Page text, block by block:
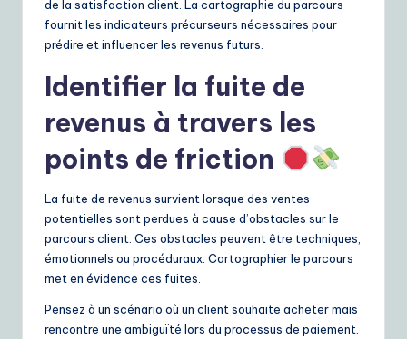
de la satisfaction client. La cartographie du parcours
fournit les indicateurs précurseurs nécessaires pour
prédire et influencer les revenus futurs.
Identifier la fuite de
revenus à travers les
points de friction
La fuite de revenus survient lorsque des ventes
potentielles sont perdues à cause d’obstacles sur le
parcours client. Ces obstacles peuvent être techniques,
émotionnels ou procéduraux. Cartographier le parcours
met en évidence ces fuites.
Pensez à un scénario où un client souhaite acheter mais
rencontre une ambiguïté lors du processus de paiement.